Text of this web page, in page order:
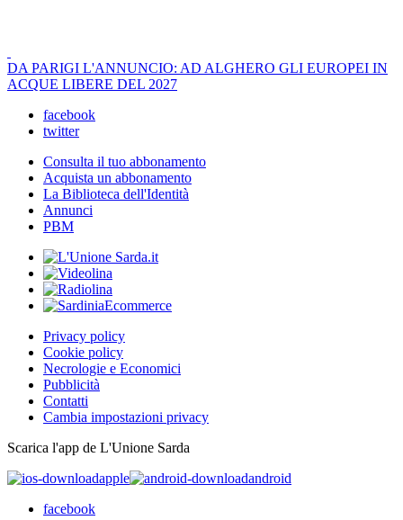
DA PARIGI L'ANNUNCIO: AD ALGHERO GLI EUROPEI IN
ACQUE LIBERE DEL 2027
facebook
twitter
Consulta il tuo abbonamento
Acquista un abbonamento
La Biblioteca dell'Identità
Annunci
PBM
Privacy policy
Cookie policy
Necrologie e Economici
Pubblicità
Contatti
Cambia impostazioni privacy
Scarica l'app de L'Unione Sarda
apple
android
facebook